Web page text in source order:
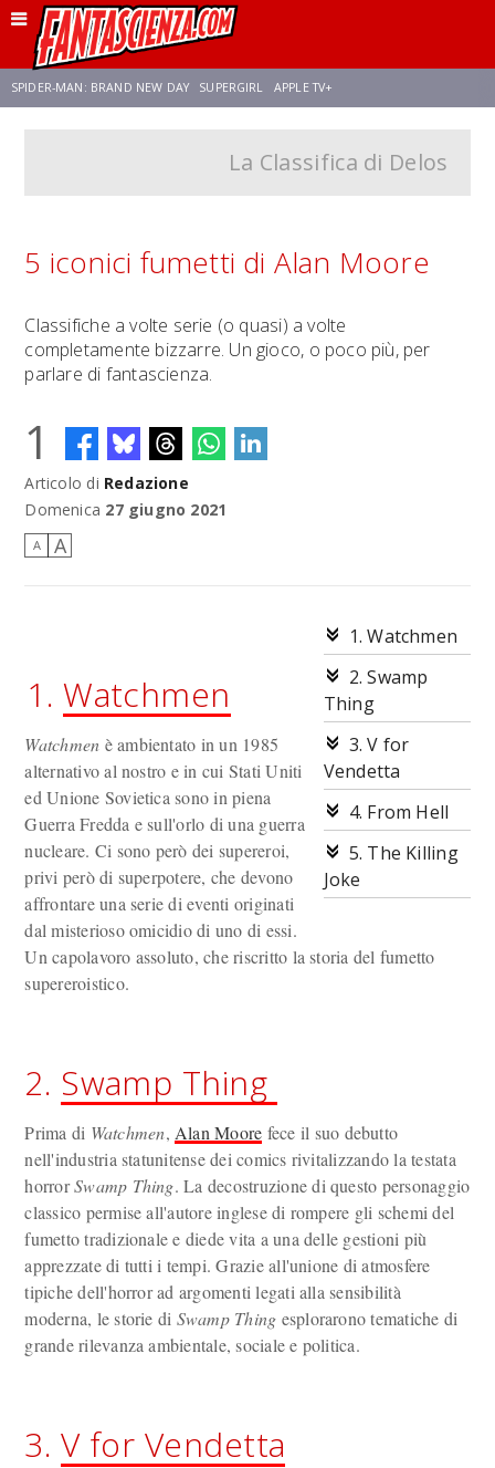
SPIDER-MAN: BRAND NEW DAY SUPERGIRL APPLE TV+
STAR TREK AVENGERS: DOOMSDAY
La Classifica di Delos
5 iconici fumetti di Alan Moore
Classifiche a volte serie (o quasi) a volte
completamente bizzarre. Un gioco, o poco più, per
parlare di fantascienza.
1
Articolo di Redazione
Domenica 27 giugno 2021
A A
1. Watchmen
2. Swamp
Thing
3. V for
Vendetta
4. From Hell
5. The Killing
Joke
1.Watchmen
Watchmen è ambientato in un 1985
alternativo al nostro e in cui Stati Uniti
ed Unione Sovietica sono in piena
Guerra Fredda e sull'orlo di una guerra
nucleare. Ci sono però dei supereroi,
privi però di superpotere, che devono
affrontare una serie di eventi originati
dal misterioso omicidio di uno di essi.
Un capolavoro assoluto, che riscritto la storia del fumetto
supereroistico.
2. Swamp Thing
Prima di Watchmen, Alan Moore fece il suo debutto
nell'industria statunitense dei comics rivitalizzando la testata
horrorSwamp Thing. La decostruzione di questo personaggio
classico permise all'autore inglese di rompere gli schemi del
fumetto tradizionale e diede vita a una delle gestioni più
apprezzate di tutti i tempi. Grazie all'unione di atmosfere
tipiche dell'horror ad argomenti legati alla sensibilità
moderna, le storie di Swamp Thing esplorarono tematiche di
grande rilevanza ambientale, sociale e politica.
3.V for Vendetta